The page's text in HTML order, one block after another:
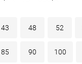
43 48 52
85 90 100